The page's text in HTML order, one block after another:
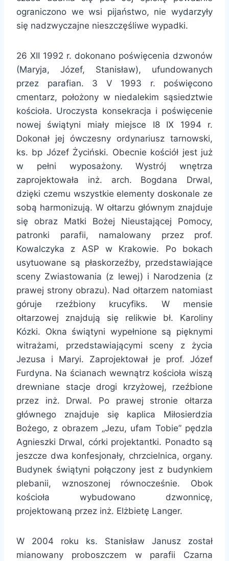
ograniczono we wsi pijaństwo, nie wydarzyły
się nadzwyczajne nieszczęśliwe wypadki.
26 XII 1992 r. dokonano poświęcenia dzwonów
(Maryja, Józef, Stanisław), ufundowanych
przez parafian. 3 V 1993 r. poświęcono
cmentarz, położony w niedalekim sąsiedztwie
kościoła. Uroczysta konsekracja i poświęcenie
nowej świątyni miały miejsce I8 IX 1994 r.
Dokonał jej ówczesny ordynariusz tarnowski,
ks. bp Józef Życiński. Obecnie kościół jest już
w pełni wyposażony. Wystrój wnętrza
zaprojektowała inż. arch. Bogdana Drwal,
dzięki czemu wszystkie elementy doskonale ze
sobą harmonizują. W ołtarzu głównym znajduje
się obraz Matki Bożej Nieustającej Pomocy,
patronki parafii, namalowany przez prof.
Kowalczyka z ASP w Krakowie. Po bokach
usytuowane są płaskorzeźby, przedstawiające
sceny Zwiastowania (z lewej) i Narodzenia (z
prawej strony obrazu). Nad ołtarzem natomiast
góruje rzeźbiony krucyfiks. W mensie
ołtarzowej znajdują się relikwie bł. Karoliny
Kózki. Okna świątyni wypełnione są pięknymi
witrażami, przedstawiającymi sceny z życia
Jezusa i Maryi. Zaprojektował je prof. Józef
Furdyna. Na ścianach wewnątrz kościoła wiszą
drewniane stacje drogi krzyżowej, rzeźbione
przez inż. Drwal. Po prawej stronie ołtarza
głównego znajduje się kaplica Miłosierdzia
Bożego, z obrazem „Jezu, ufam Tobie” pędzla
Agnieszki Drwal, córki projektantki. Ponadto są
jeszcze dwa konfesjonały, chrzcielnica, organy.
Budynek świątyni połączony jest z budynkiem
plebanii, wznoszonej równocześnie. Obok
kościoła wybudowano dzwonnicę,
projektowaną przez inż. Elżbietę Langer.
W 2004 roku ks. Stanisław Janusz został
mianowany proboszczem w parafii Czarna